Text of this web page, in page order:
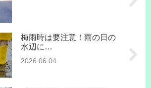
梅雨時は要注意！雨の日の
水辺に…
2026.06.04